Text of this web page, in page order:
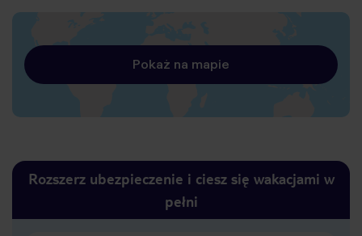
Pokaż na mapie
Rozszerz ubezpieczenie i ciesz się wakacjami w
pełni